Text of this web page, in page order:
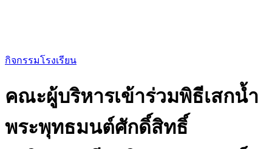
กิจกรรมโรงเรียน
คณะผู้บริหารเข้าร่วมพิธีเสกน้ำ
พระพุทธมนต์ศักดิ์สิทธิ์